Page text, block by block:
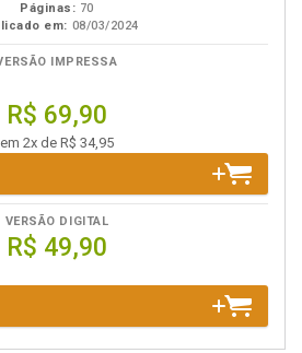
Páginas: 70
em: 08/03/2024
IMPRESSA
R$ 69,90
em 2x de R$ 34,95
VERSÃO DIGITAL
R$ 49,90